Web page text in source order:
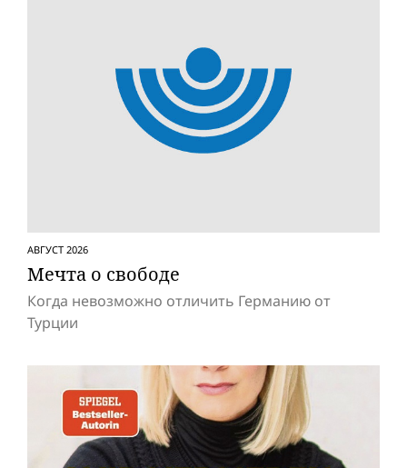
АВГУСТ 2026
Мечта о свободе
Когда невозможно отличить Германию от
Турции